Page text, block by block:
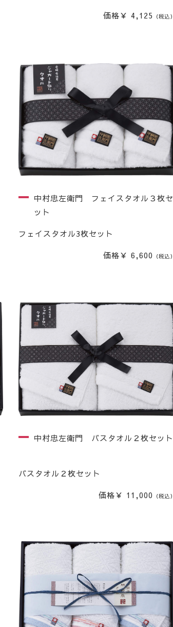
価格￥ 4,125 （税込）
中村忠左衛門 フェイスタオル３枚セ
ット
フェイスタオル3枚セット
価格￥ 6,600 （税込）
中村忠左衛門 バスタオル２枚セット
バスタオル２枚セット
価格￥ 11,000 （税込）